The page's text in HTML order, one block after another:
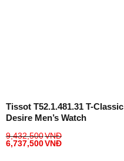
Tissot T52.1.481.31 T-Classic
Desire Men’s Watch
9,432,500VNĐ
6,737,500VNĐ